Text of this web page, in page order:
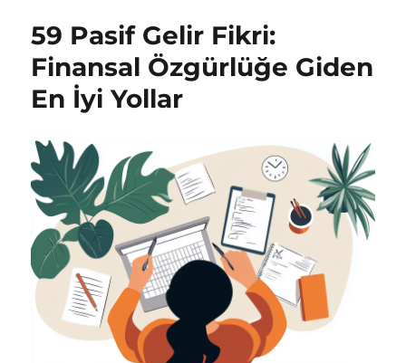
–
Tatil/
İş
Paradoksu
için
59 Pasif Gelir Fikri:
Finansal Özgürlüğe Giden
En İyi Yollar